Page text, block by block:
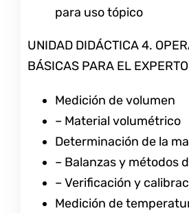
para uso tópico
UNIDAD DIDÁCTICA 4.
BÁSICAS PARA EL
Medición de volumen
– Material volumétrico
Determinación de la
– Balanzas y métodos
– Verificación y
Medición de